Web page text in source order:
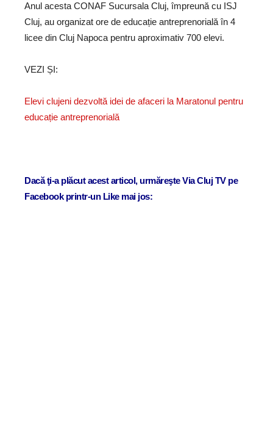
Anul acesta CONAF Sucursala Cluj, împreună cu ISJ
Cluj, au organizat ore de educație antreprenorială în 4
licee din Cluj Napoca pentru aproximativ 700 elevi.
VEZI ȘI:
Elevi clujeni dezvoltă idei de afaceri la Maratonul pentru
educație antreprenorială
Dacă ţi-a plăcut acest articol, urmăreşte Via Cluj TV pe
Facebook printr-un Like mai jos: